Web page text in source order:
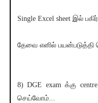
Single Excel sheet இல்
தேவை எனில்
8) DGE exam க்கு
செய்வோம்...